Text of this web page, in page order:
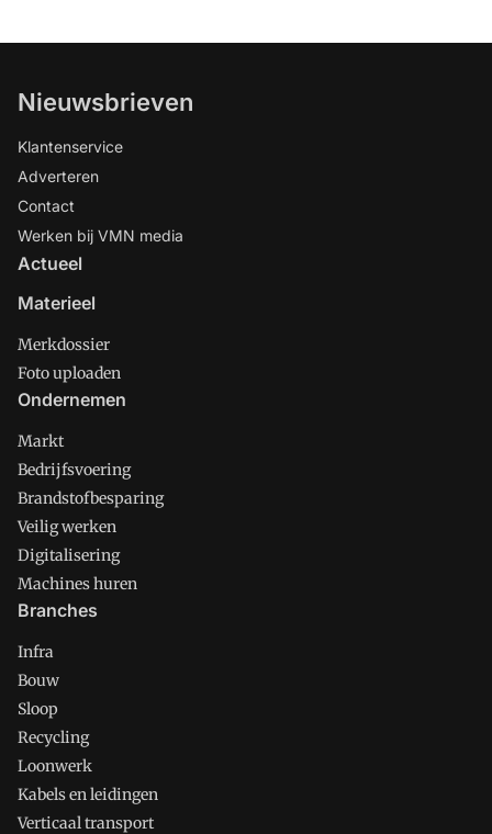
Nieuwsbrieven
Klantenservice
Adverteren
Contact
Werken bij VMN media
Actueel
Materieel
Merkdossier
Foto uploaden
Ondernemen
Markt
Bedrijfsvoering
Brandstofbesparing
Veilig werken
Digitalisering
Machines huren
Branches
Infra
Bouw
Sloop
Recycling
Loonwerk
Kabels en leidingen
Verticaal transport